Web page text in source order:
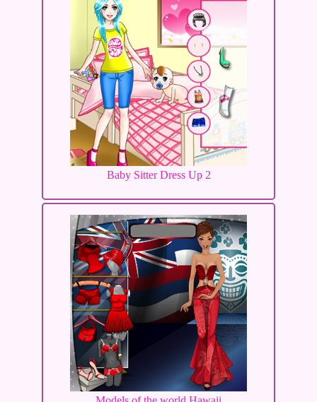
Baby Sitter Dress Up 2